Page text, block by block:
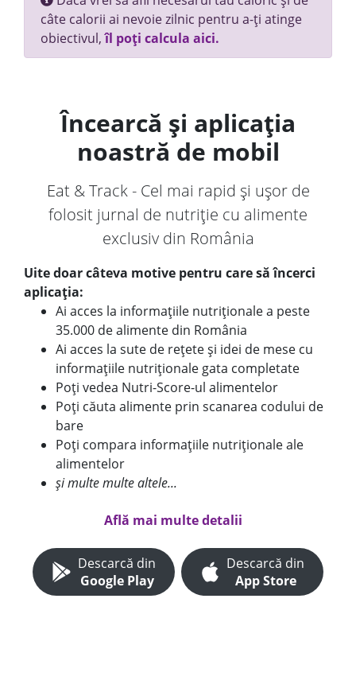
câte calorii ai nevoie zilnic pentru a-ți atinge
obiectivul,îl poți calcula aici.
Încearcă și aplicația
noastră de mobil
Eat & Track - Cel mai rapid și ușor de
folosit jurnal de nutriție cu alimente
exclusiv din România
Uite doar câteva motive pentru care să încerci
aplicația:
Ai acces la informațiile nutriționale a peste
35.000 de alimente din România
Ai acces la sute de rețete și idei de mese cu
informațiile nutriționale gata completate
Poți vedea Nutri-Score-ul alimentelor
Poți căuta alimente prin scanarea codului de
bare
Poți compara informațiile nutriționale ale
alimentelor
și multe multe altele...
Află mai multe detalii
Descarcă din
Google Play
Descarcă din
App Store